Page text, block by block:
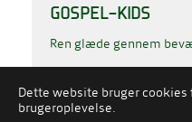
Dette website bruger
brugeroplevelse.
GOSPEL-KIDS
Ren glæde gennem